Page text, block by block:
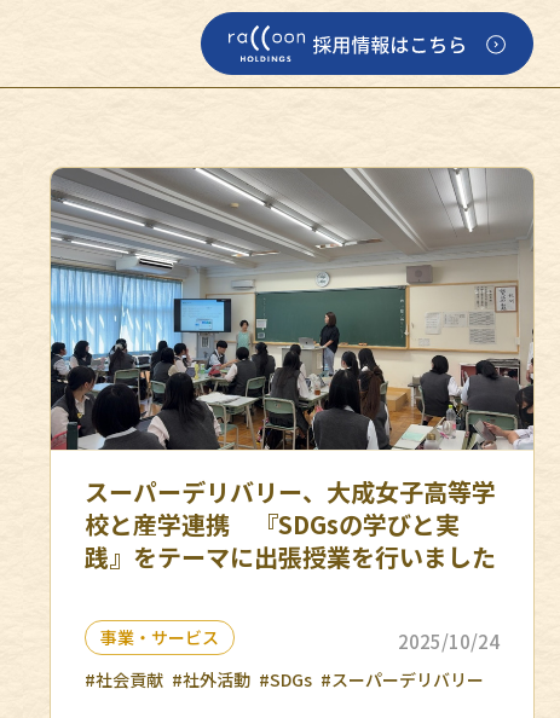
スーパーデリバリー、大成女子高等学
校と産学連携 『SDGsの学びと実
践』をテーマに出張授業を行いました
事業・サービス 2025/10/24
#社会貢献 #社外活動 #SDGs #スーパーデリバリー